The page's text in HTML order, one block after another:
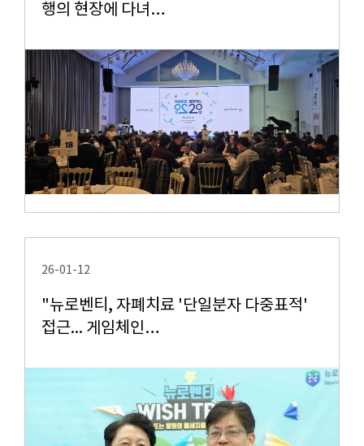
행의 현장에 다녀…
26-01-12
"뉴로벤티, 자폐치료 '단일분자 다중표적'
접근... 게임체인…